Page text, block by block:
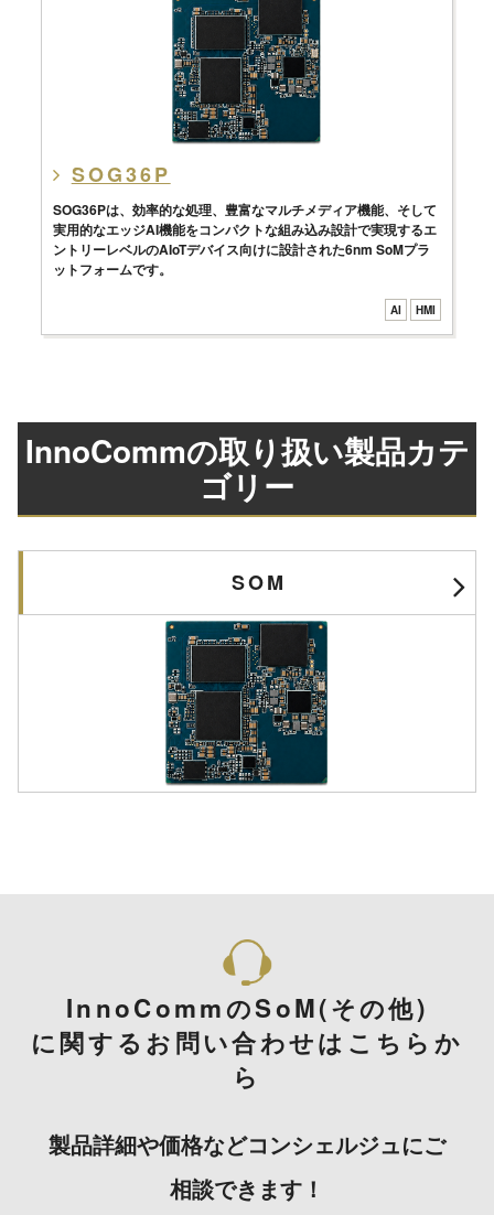
SOG36P
SOG36Pは、効率的な処理、豊富なマルチメディア機能、そして
実用的なエッジAI機能をコンパクトな組み込み設計で実現するエ
ントリーレベルのAIoTデバイス向けに設計された6nm SoMプラ
ットフォームです。
AI HMI
InnoCommの取り扱い製品カテ
ゴリー
SOM
InnoCommのSoM(その他)
に関するお問い合わせはこちらか
ら
製品詳細や価格などコンシェルジュにご
相談できます！